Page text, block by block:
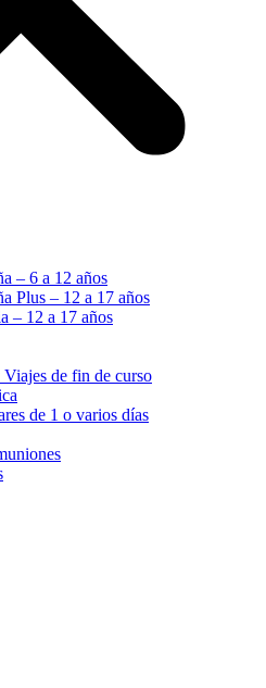
– 6 a 12 años
Plus – 12 a 17 años
– 12 a 17 años
Viajes de fin de curso
de 1 o varios días